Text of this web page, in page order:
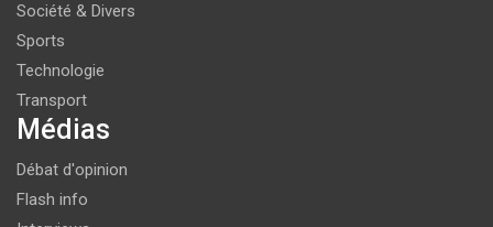
Société & Divers
Sports
Technologie
Transport
Médias
Débat d'opinion
Flash info